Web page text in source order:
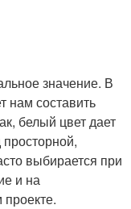
значение. В
нам составить
белый цвет дает
выбирается при
и на